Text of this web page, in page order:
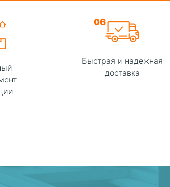
06
Быстрая и надежная
доставка